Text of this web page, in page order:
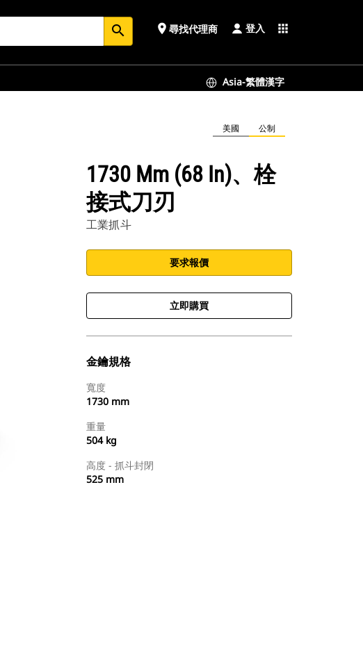
search place 尋找代理商 登入 apps
Asia-繁體漢字
美國 公制
1730 Mm (68 In)、栓
接式刀刃
工業抓斗
要求報價
立即購買
金鑰規格
寬度
1730 mm
重量
504 kg
高度 - 抓斗封閉
525 mm